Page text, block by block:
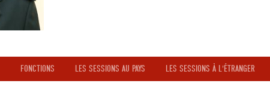
FONCTIONS LES SESSIONS AU PAYS LES SESSIONS À L'ÉTRANGER